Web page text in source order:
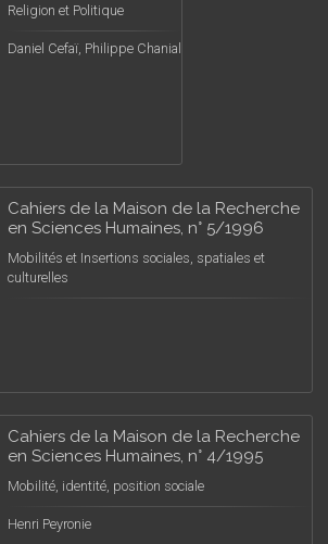
Religion et Politique
Daniel Cefaï, Philippe Chanial
Cahiers de la Maison de la Recherche
en Sciences Humaines, n° 5/1996
Mobilités et Insertions sociales, spatiales et
culturelles
Cahiers de la Maison de la Recherche
en Sciences Humaines, n° 4/1995
Mobilité, identité, position sociale
Henri Peyronie